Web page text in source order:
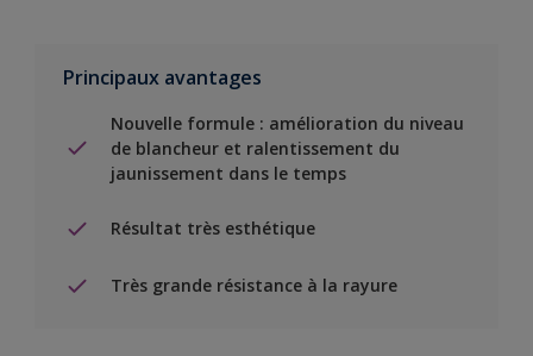
Principaux avantages
Nouvelle formule : amélioration du niveau
de blancheur et ralentissement du
jaunissement dans le temps
Résultat très esthétique
Très grande résistance à la rayure